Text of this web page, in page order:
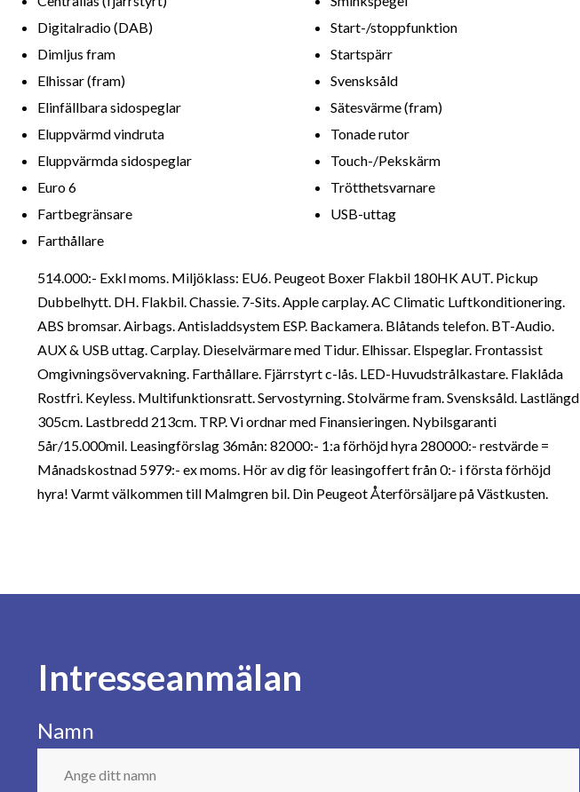
Digitalradio (DAB)
Dimljus fram
Elhissar (fram)
Elinfällbara sidospeglar
Eluppvärmd vindruta
Eluppvärmda sidospeglar
Euro 6
Fartbegränsare
Farthållare
Start-/stoppfunktion
Startspärr
Svensksåld
Sätesvärme (fram)
Tonade rutor
Touch-/Pekskärm
Trötthetsvarnare
USB-uttag
514.000:- Exkl moms. Miljöklass: EU6. Peugeot Boxer Flakbil 180HK AUT. Pickup
Dubbelhytt. DH. Flakbil. Chassie. 7-Sits. Apple carplay. AC Climatic Luftkonditionering.
ABS bromsar. Airbags. Antisladdsystem ESP. Backamera. Blåtands telefon. BT-Audio.
AUX & USB uttag. Carplay. Dieselvärmare med Tidur. Elhissar. Elspeglar. Frontassist
Omgivningsövervakning. Farthållare. Fjärrstyrt c-lås. LED-Huvudstrålkastare. Flaklåda
Rostfri. Keyless. Multifunktionsratt. Servostyrning. Stolvärme fram. Svensksåld. Lastlängd
305cm. Lastbredd 213cm. TRP. Vi ordnar med Finansieringen. Nybilsgaranti
5år/15.000mil. Leasingförslag 36mån: 82000:- 1:a förhöjd hyra 280000:- restvärde =
Månadskostnad 5979:- ex moms. Hör av dig för leasingoffert från 0:- i första förhöjd
hyra! Varmt välkommen till Malmgren bil. Din Peugeot Återförsäljare på Västkusten.
Intresseanmälan
Namn